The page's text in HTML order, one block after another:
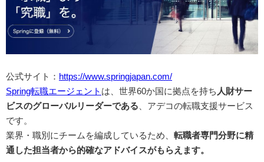
公式サイト： https://www.springjapan.com/
Spring転職エージェント は、世界60か国に拠点を持ち 人財サー
ビスのグローバルリーダーである 、アデコの転職支援サービス
です。
業界・職別にチームを編成しているため、 転職者専門分野に精
通した担当者から的確なアドバイスがもらえます。